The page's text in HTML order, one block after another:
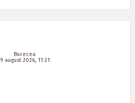
Bucecea
9 august 2026, 11:21